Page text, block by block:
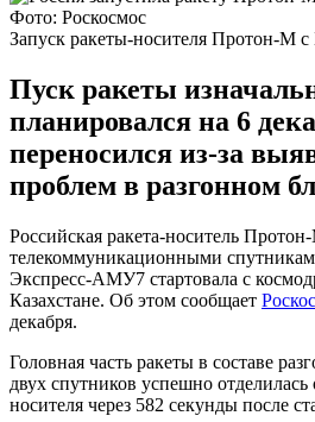
Фото: Роскосмос
Запуск ракеты-носителя Протон-М с
Пуск ракеты
планировался на 6
переносился из-за
проблем в разгонном
Российская ракета-носитель
телекоммуникационными
Экспресс-АМУ7 стартовала с
Казахстане. Об этом сообщает
декабря.
Головная часть ракеты в составе
двух спутников успешно отделилась
носителя через 582 секунды после